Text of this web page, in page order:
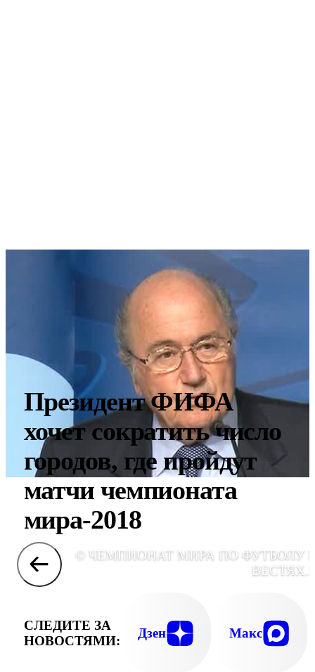
Президент ФИФА
хочет сократить число
городов, где пройдут
матчи чемпионата
мира-2018
© ЧЕМПИОНАТ МИРА ПО ФУТБОЛУ
СЛЕДИТЕ ЗА
НОВОСТЯМИ:
Дзен Макс